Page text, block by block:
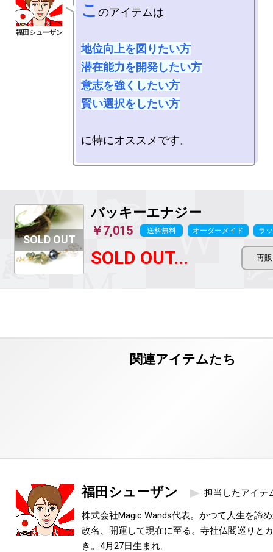
こ のアイテムは
地位向上を図りたい方
潜在能力を開発したい方
意志を強くしたい方
賢い選択をしたい方
に特にオススメです。
バッキーエナジー
￥7,015 送料無料 オーダーメイド ラ
SOLD OUT...
福田シューザン 担当したアイテ
株式会社Magic Wands代表。かつて人生を諦
改名、開運して現在に至る。寺社仏閣巡りと
き。4月27日生まれ。